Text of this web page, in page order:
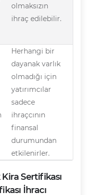
olmaksızın
ihraç edilebilir.
Herhangi bir
dayanak varlık
olmadığı için
yatırımcılar
sadece
ihraçcının
finansal
durumundan
etkilenirler.
Sertifikası
İhracı